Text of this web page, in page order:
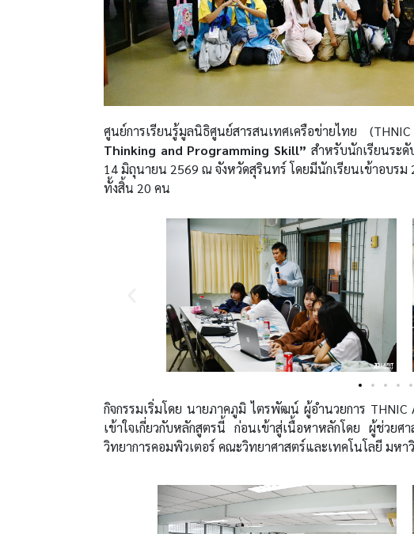
ศูนย์การเรียนรู้มูลนิธิศูนย์สารสนเทศเครือข่ายไทย
Thinking and Programming Skill” สำหรับนักเรียนระ
14 มิถุนายน 2569 ณ จังหวัดสุรินทร์ โดยมีนักเรียนเข้าอบร
ทั้งสิ้น 20 คน
กิจกรรมเริ่มโดย นายภาคภูมิ ไตรพัฒน์ ผู้อำนวยการ
เข้าใจเกี่ยวกับหลักสูตรนี้ ก่อนเข้าสู่เนื้อหาหลักโดย ผู้ช่วย
วิทยาการคอมพิวเตอร์ คณะวิทยาศาสตร์และเทคโนโลยี มห